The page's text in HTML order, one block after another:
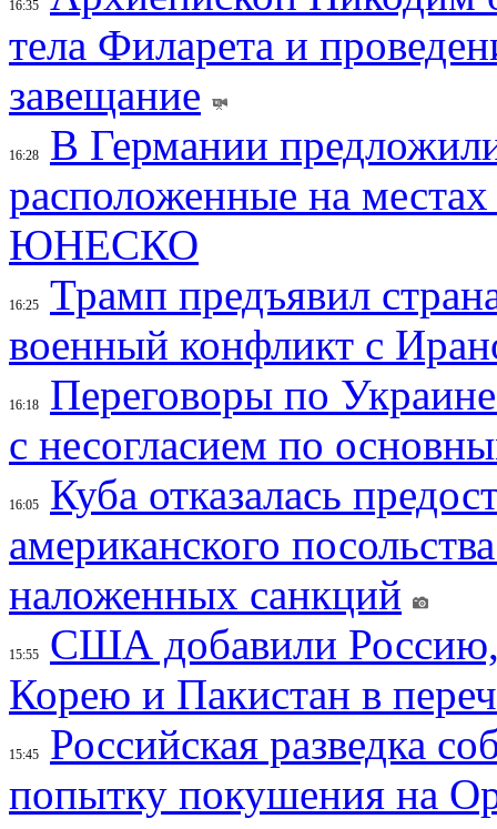
16:35
тела Филарета и
завещание
16:28
В Германии
расположенные на
ЮНЕСКО
16:25
Трамп предъявил
военный конфликт с
16:18
Переговоры по
с несогласием по
16:05
Куба отказалась
американского
наложенных санкций
15:55
США добавили
Корею и Пакистан в
15:45
Российская разведка
попытку покушения на